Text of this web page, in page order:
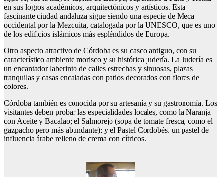
en sus logros académicos, arquitectónicos y artísticos. Esta
fascinante ciudad andaluza sigue siendo una especie de Meca
occidental por la Mezquita, catalogada por la UNESCO, que es uno
de los edificios islámicos más espléndidos de Europa.
Otro aspecto atractivo de Córdoba es su casco antiguo, con su
característico ambiente morisco y su histórica judería. La Judería es
un encantador laberinto de calles estrechas y sinuosas, plazas
tranquilas y casas encaladas con patios decorados con flores de
colores.
Córdoba también es conocida por su artesanía y su gastronomía. Los
visitantes deben probar las especialidades locales, como la Naranja
con Aceite y Bacalao; el Salmorejo (sopa de tomate fresca, como el
gazpacho pero más abundante); y el Pastel Cordobés, un pastel de
influencia árabe relleno de crema con cítricos.